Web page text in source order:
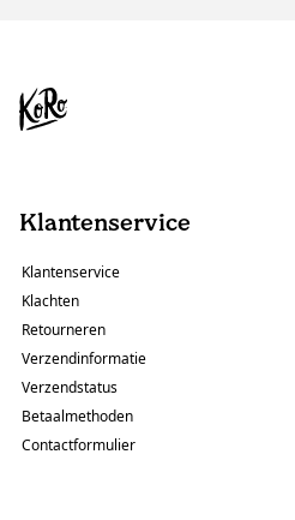
Klantenservice
Klantenservice
Klachten
Retourneren
Verzendinformatie
Verzendstatus
Betaalmethoden
Contactformulier